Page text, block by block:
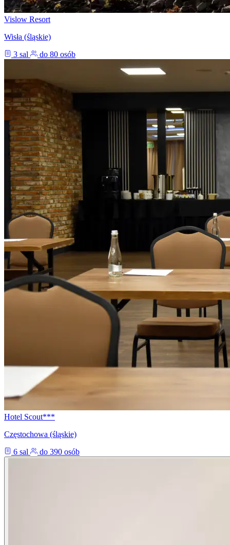
Vislow Resort
Wisła (śląskie)
3 sal
do 80 osób
Hotel Scout***
Częstochowa (śląskie)
6 sal
do 390 osób